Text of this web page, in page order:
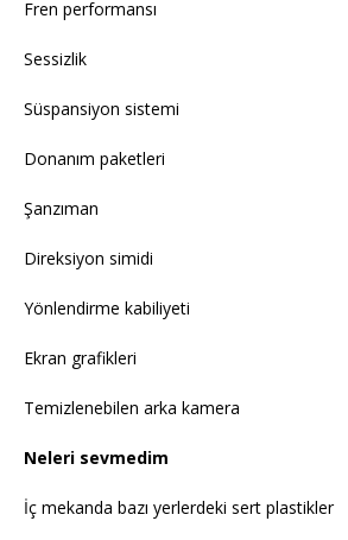
Fren performansı
Sessizlik
Süspansiyon sistemi
Donanım paketleri
Şanzıman
Direksiyon simidi
Yönlendirme kabiliyeti
Ekran grafikleri
Temizlenebilen arka kamera
Neleri sevmedim
İç mekanda bazı yerlerdeki sert plastikler